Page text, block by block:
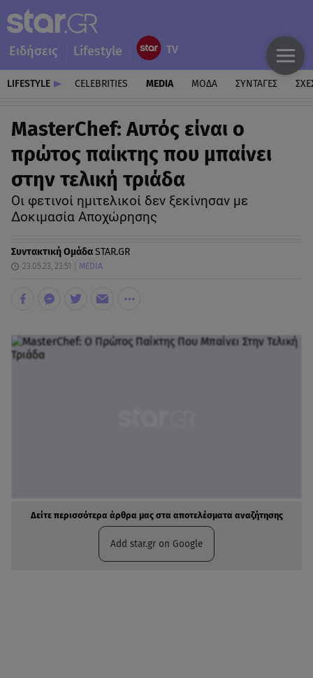
Ειδήσεις Lifestyle
LIFESTYLE CELEBRITIES MEDIA ΜΟΔΑ ΣΥΝΤΑΓΕΣ
MasterChef: Αυτός είναι ο
πρώτος παίκτης που μπαίνει
στην τελική τριάδα
Οι φετινοί ημιτελικοί δεν ξεκίνησαν με
Δοκιμασία Αποχώρησης
Συντακτική ΟμάδαSTAR.GR
23.05.23, 23:51 MEDIA
Δείτε περισσότερα άρθρα μας στα αποτελέσματα αναζήτησης
Add star.gr on Google